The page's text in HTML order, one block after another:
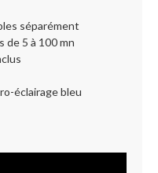
séparément
de 5 à 100 mn
éclairage bleu